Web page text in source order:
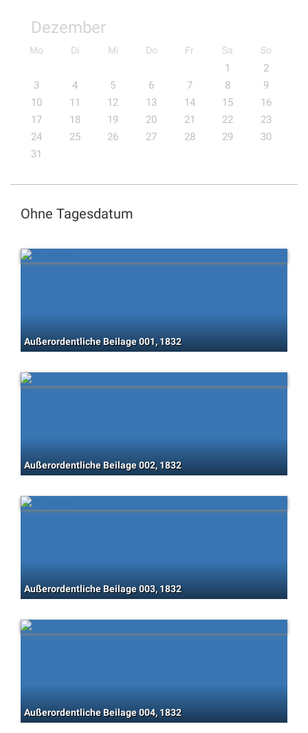
Dezember
Mo Di Mi Do Fr Sa So
1
2
3
4 5 6 7 8
9
10
11 12 13 14 15
16
17
18 19 20 21 22
23
24
25 26 27 28 29
30
31
Ohne Tagesdatum
Außerordentliche Beilage 001, 1832
Außerordentliche Beilage 002, 1832
Außerordentliche Beilage 003, 1832
Außerordentliche Beilage 004, 1832